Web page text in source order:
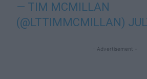
— TIM MCMILLAN
(@LTTIMMCMILLAN)
- Advertisement -